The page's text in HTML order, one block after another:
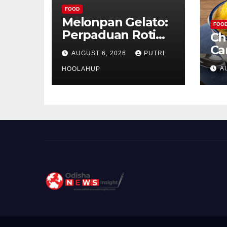
FOOD
Melonpan Gelato:
Perpaduan Roti
Renyah dan Es
Krim Lembut yang
Menggoda
AUGUST 6, 2026 PUTRI
HOOLAHUP